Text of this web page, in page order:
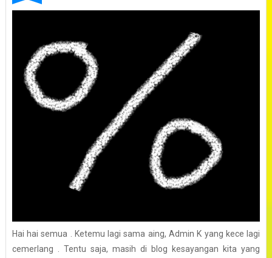
Hai hai semua . Ketemu lagi sama aing, Admin K yang kece lagi
cemerlang . Tentu saja, masih di blog kesayangan kita yang